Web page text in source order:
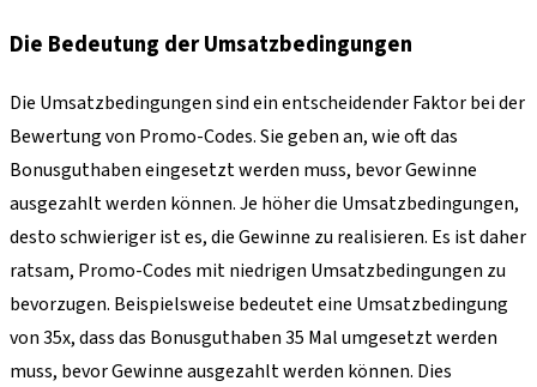
Die Bedeutung der Umsatzbedingungen
Die Umsatzbedingungen sind ein entscheidender Faktor bei der
Bewertung von Promo-Codes. Sie geben an, wie oft das
Bonusguthaben eingesetzt werden muss, bevor Gewinne
ausgezahlt werden können. Je höher die Umsatzbedingungen,
desto schwieriger ist es, die Gewinne zu realisieren. Es ist daher
ratsam, Promo-Codes mit niedrigen Umsatzbedingungen zu
bevorzugen. Beispielsweise bedeutet eine Umsatzbedingung
von 35x, dass das Bonusguthaben 35 Mal umgesetzt werden
muss, bevor Gewinne ausgezahlt werden können. Dies